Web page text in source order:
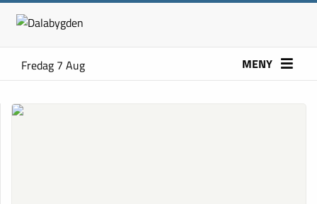
Fredag 7 Aug MENY